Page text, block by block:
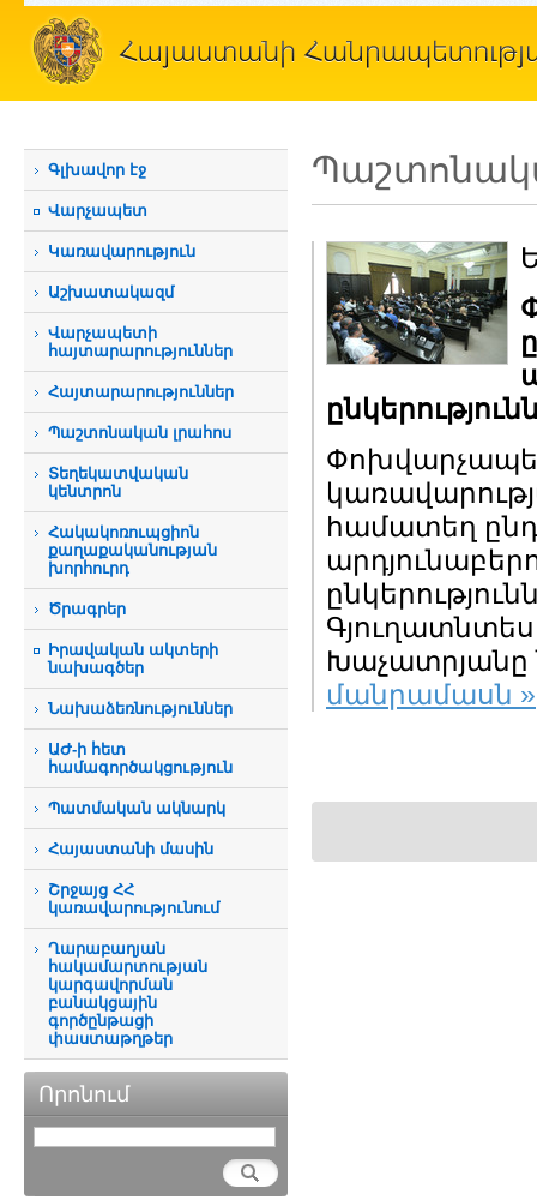
Գլխավոր էջ
Վարչապետ
Կառավարություն
Աշխատակազմ
Վարչապետի
հայտարարություններ
Հայտարարություններ
Պաշտոնական լրահոս
Տեղեկատվական
կենտրոն
Հակակոռուպցիոն
քաղաքականության
խորհուրդ
Ծրագրեր
Իրավական ակտերի
նախագծեր
Նախաձեռնություններ
ԱԺ-ի հետ
համագործակցություն
Պատմական ակնարկ
Հայաստանի մասին
Շրջայց ՀՀ
կառավարությունում
Ղարաբաղյան
հակամարտության
կարգավորման
բանակցային
գործընթացի
փաստաթղթեր
Որոնում
համատեղ
Խաչատրյանը
մանրամասն »